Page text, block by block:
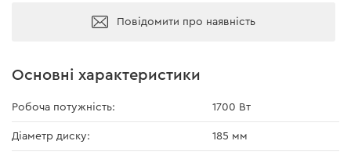
Повідомити про наявність
Основні характеристики
Робоча потужність: 1700 Вт
Діаметр диску: 185 мм